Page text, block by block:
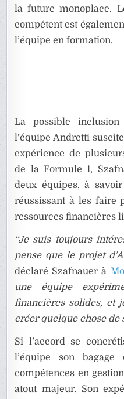
la future monoplace.
compétent est
l’équipe en formation.
La possible inclusion
l’équipe Andretti
expérience de
de la Formule 1,
deux équipes, à
réussissant à les faire
ressources financières
“Je suis toujours
pense que le projet
déclaré Szafnauer à
une équipe
financières solides, et
créer quelque chose de
Si l’accord se
l’équipe son bagage
compétences en
atout majeur. Son